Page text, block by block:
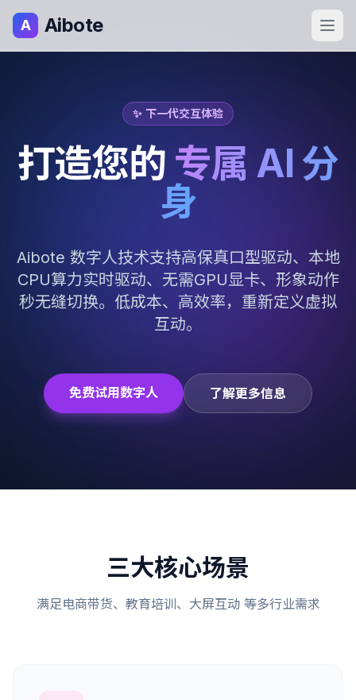
A Aibote
✨ 下一代交互体验
打造您的 专属 AI 分
身
Aibote 数字人技术支持高保真口型驱动、本地
CPU算力实时驱动、无需GPU显卡、形象动作
秒无缝切换。低成本、高效率，重新定义虚拟
互动。
免费试用数字人 了解更多信息
三大核心场景
满足电商带货、教育培训、大屏互动 等多行业需求